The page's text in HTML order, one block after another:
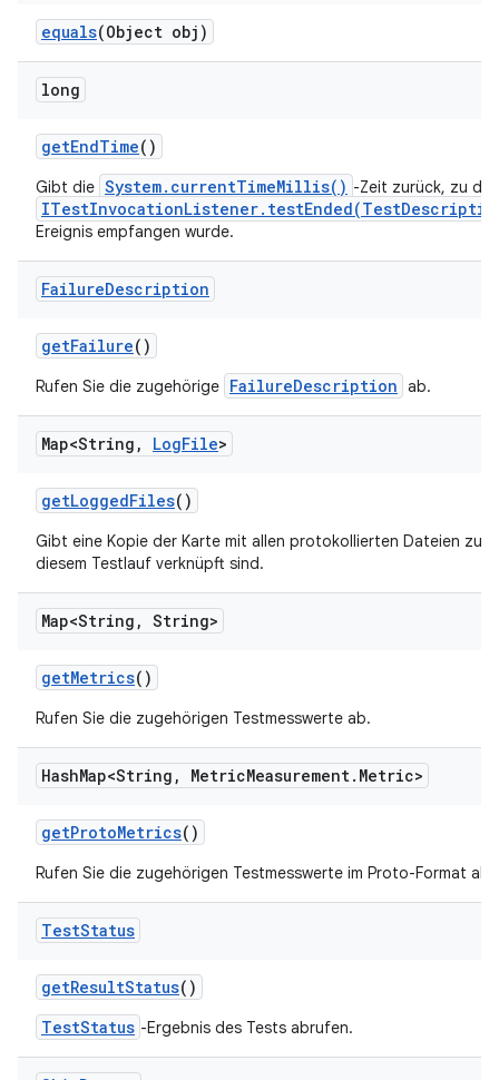
equals(Object obj)
long
getEndTime()
Gibt die System.currentTimeMillis() -Zeit zurück, zu
Ereignis empfangen wurde.
FailureDescription
getFailure()
Rufen Sie die zugehörige FailureDescription ab.
Map<String , LogFile>
getLoggedFiles()
Gibt eine Kopie der Karte mit allen protokollierten Dateien
diesem Testlauf verknüpft sind.
Map<String , String>
getMetrics()
Rufen Sie die zugehörigen Testmesswerte ab.
HashMap<String , MetricMeasurement. Metric>
getProtoMetrics()
Rufen Sie die zugehörigen Testmesswerte im Proto-Format ab.
TestStatus
getResultStatus()
TestStatus -Ergebnis des Tests abrufen.